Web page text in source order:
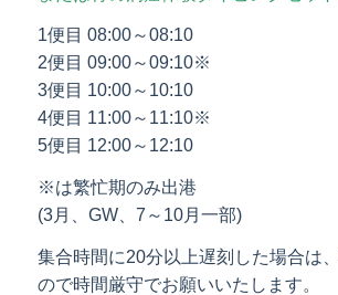
1便目 08:00～08:10
2便目 09:00～09:10※
3便目 10:00～10:10
4便目 11:00～11:10※
5便目 12:00～12:10
※は繁忙期のみ出港
(3月、GW、7～10月一部)
集合時間に20分以上遅刻した場合は
ので時間厳守でお願いいたします。